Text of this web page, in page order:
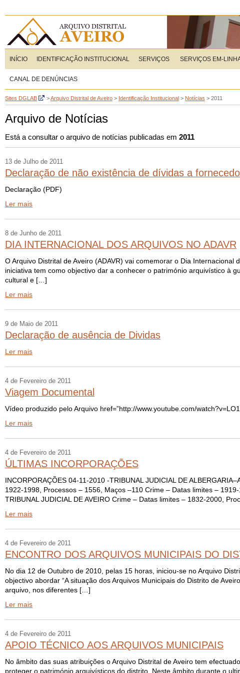
INÍCIO IDENTIFICAÇÃO INSTITUCIONAL SERVIÇOS SERVIÇOS EM-
CANAL DE DENÚNCIAS
Sites DGLAB >Arquivo Distrital de Aveiro > Identificação Institucional > Notícias > 2011
Arquivo de Notícias
Está a consultar o arquivo de notícias publicadas em 2011
13 de Julho de 2011
Declaração de não existência de dívidas a
Declaração (PDF)
Ler mais
8 de Junho de 2011
DIA INTERNACIONAL DOS ARQUIVOS NO ADAVR
O Arquivo Distrital de Aveiro (ADAVR) vai comemorar o Dia
iniciativa tem como objectivo dar a conhecer o património arquivístico à
cultural e […]
Ler mais
9 de Maio de 2011
Declaração de ausência de Dividas
Ler mais
4 de Fevereiro de 2011
Viagem Documental
Vídeo produzido pelo Arquivo href=”http://www.youtube.com/
Ler mais
4 de Fevereiro de 2011
ÚLTIMAS INCORPORAÇÕES
INCORPORAÇÕES 04-11-2010 -TRIBUNAL JUDICIAL DE
1922-1998, Processos – 1556, Maços –110 Crime – Datas limites –
TRIBUNAL JUDICIAL DE AVEIRO Crime – Datas limites – 1832-2000,
Ler mais
4 de Fevereiro de 2011
ENCONTRO DOS ARQUIVOS MUNICIPAIS DO
No dia 12 de Outubro de 2010, pelas 15 horas, iniciou-se no Arquivo
objectivo abordar “A situação dos Arquivos Municipais do Distrito de
arquivo, nos diferentes […]
Ler mais
4 de Fevereiro de 2011
APOIO TÉCNICO AOS ARQUIVOS MUNICIPAIS
No âmbito das suas atribuições o Arquivo Distrital de Aveiro tem
proteger o património arquivísticos do distrito. Neste âmbito durante o